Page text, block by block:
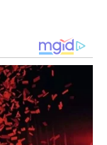
батько.
з тим,